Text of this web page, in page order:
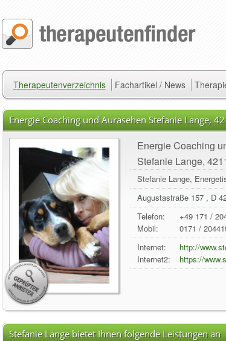
Therapeutenverzeichnis Fachartikel / News
Energie Coaching und Aurasehen Stefanie Lange,
Energie Coaching
Stefanie Lange,
Stefanie Lange,
Augustastraße 157 , D
Telefon:
+49 171 /
Mobil:
0171 /
Internet:
http://
Internet2:
https://
Stefanie Lange bietet Ihnen folgende Leistungen an